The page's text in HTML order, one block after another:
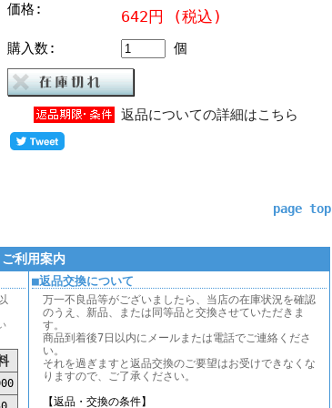
価格: 642円 (税込)
購入数: 個
返品についての詳細はこちら
page top
ご利用案内
■返品交換について
万一不良品等がございましたら、当店の在庫状況を確認
のうえ、新品、または同等品と交換させていただきま
す。
商品到着後7日以内にメールまたは電話でご連絡くださ
い。
それを過ぎますと返品交換のご要望はお受けできなくな
りますので、ご了承ください。
【返品・交換の条件】